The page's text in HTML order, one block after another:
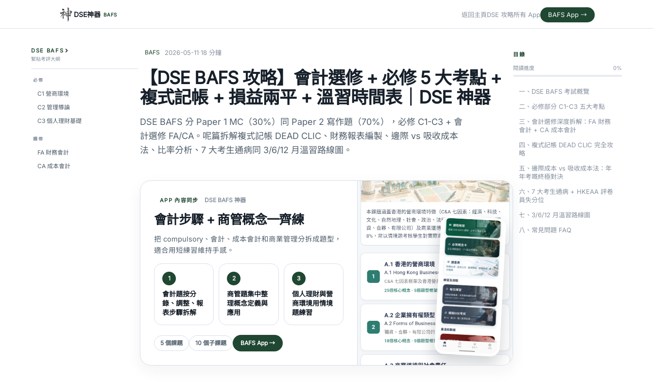
DSE神器 BAFS 返回主頁DSE 攻略所有 App BAFS App →
DSE BAFS
緊貼考評大綱
必修
C1 營商環境
C2 管理導論
C3 個人理財基礎
選修
FA 財務會計
CA 成本會計
BAFS 2026-05-11·18 分鐘
【DSE BAFS 攻略】會計選修 + 必修 5 大考點 +
複式記帳 + 損益兩平 + 溫習時間表｜DSE 神器
DSE BAFS 分 Paper 1 MC（30%）同 Paper 2 寫作題（70%），必修 C1-C3 + 會
計選修 FA/CA。呢篇拆解複式記帳 DEAD CLIC、財務報表編製、邊際 vs 吸收成本
法、比率分析、7 大考生通病同 3/6/12 月溫習路線圖。
APP 內容同步 DSE BAFS 神器
會計步驟 + 商管概念一齊練
把 compulsory、會計、成本會計和商業管理分拆成題型，
適合用短練習維持手感。
1
會計題按分
錄、調整、報
表步驟拆解
2
商管題集中整
理概念定義與
應用
3
個人理財與營
商環境用情境
題練習
5 個課題 10 個子課題 BAFS App →
目錄
閱讀進度
0%
一、DSE BAFS 考試概覽
二、必修部分 C1-C3 五大考點
三、會計選修深度拆解：FA 財務
會計 + CA 成本會計
四、複式記帳 DEAD CLIC 完全攻
略
五、邊際成本 vs 吸收成本法：年
年考嘅終極對決
六、7 大考生通病 + HKEAA 評卷
員失分位
七、3/6/12 月溫習路線圖
八、常見問題 FAQ